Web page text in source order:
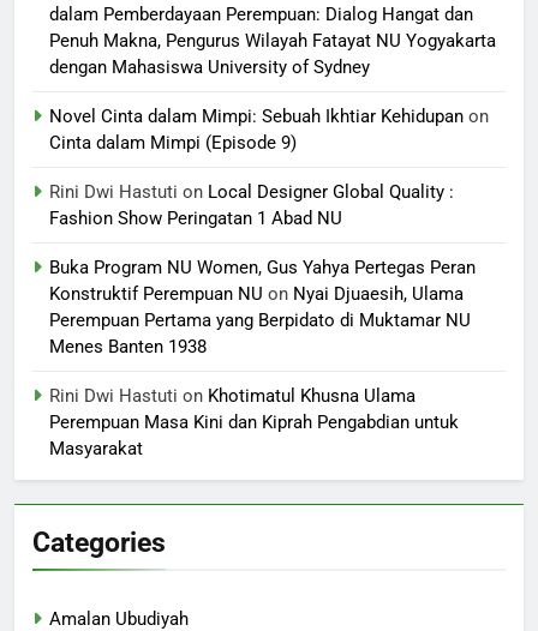
dalam Pemberdayaan Perempuan: Dialog Hangat dan
Penuh Makna, Pengurus Wilayah Fatayat NU Yogyakarta
dengan Mahasiswa University of Sydney
Novel Cinta dalam Mimpi: Sebuah Ikhtiar Kehidupan on
Cinta dalam Mimpi (Episode 9)
Rini Dwi Hastuti on Local Designer Global Quality :
Fashion Show Peringatan 1 Abad NU
Buka Program NU Women, Gus Yahya Pertegas Peran
Konstruktif Perempuan NU on Nyai Djuaesih, Ulama
Perempuan Pertama yang Berpidato di Muktamar NU
Menes Banten 1938
Rini Dwi Hastuti on Khotimatul Khusna Ulama
Perempuan Masa Kini dan Kiprah Pengabdian untuk
Masyarakat
Categories
Amalan Ubudiyah